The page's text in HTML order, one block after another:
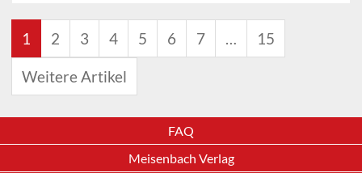
1 2 3 4 5 6 7 … 15
Weitere Artikel
FAQ
Meisenbach Verlag